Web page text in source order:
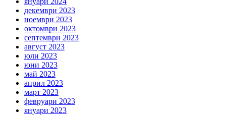
декември 2023
ноември 2023
октомври 2023
септември 2023
август 2023
юли 2023
юни 2023
май 2023
април 2023
март 2023
февруари 2023
януари 2023